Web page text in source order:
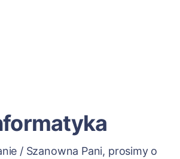
/ Szanowna Pani, prosimy o